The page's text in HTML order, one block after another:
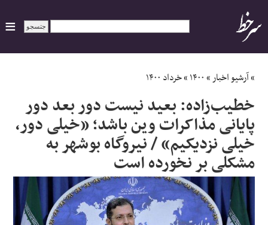
ایران
سیاسی
اقتصاد
ورزشی
جهان
»آرشیو اخبار»۱۴۰۰»خرداد ۱۴۰۰
خطیب‌زاده: بعید نیست دور بعد دور
پایانی مذاکرات وین باشد؛ «خیلی دور،
خیلی نزدیکیم» / نیروگاه بوشهر به
مشکلی بر نخورده است